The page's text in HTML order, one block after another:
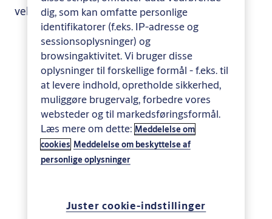
velfærdsteknologi produkter.
dig, som kan omfatte personlige
identifikatorer (f.eks. IP-adresse og
sessionsoplysninger) og
browsingaktivitet. Vi bruger disse
oplysninger til forskellige formål - f.eks. til
at levere indhold, opretholde sikkerhed,
muliggøre brugervalg, forbedre vores
websteder og til markedsføringsformål.
Læs mere om dette: Meddelelse om
cookies Meddelelse om beskyttelse af
personlige oplysninger
Juster cookie-indstillinger